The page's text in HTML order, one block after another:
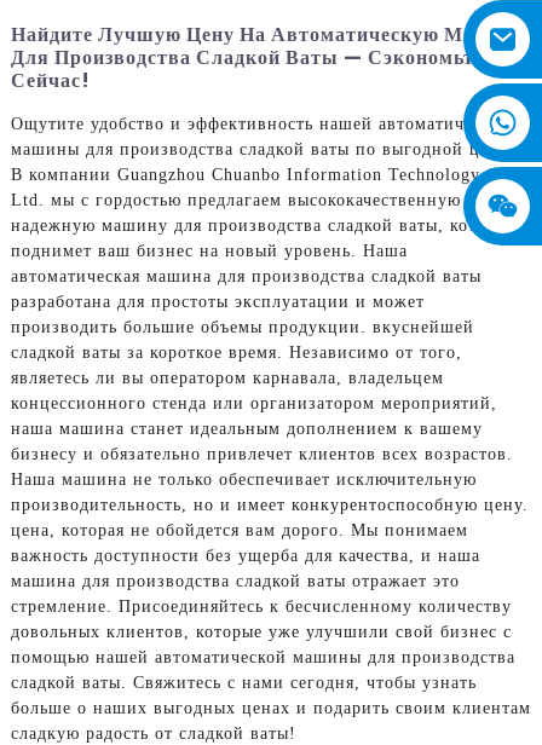
Найдите Лучшую Цену На Автоматическую Машину
Для Производства Сладкой Ваты — Сэкономьте
Сейчас!
Ощутите удобство и эффективность нашей автоматической
машины для производства сладкой ваты по выгодной цене!
В компании Guangzhou Chuanbo Information Technology Co.,
Ltd. мы с гордостью предлагаем высококачественную и
надежную машину для производства сладкой ваты, которая
поднимет ваш бизнес на новый уровень. Наша
автоматическая машина для производства сладкой ваты
разработана для простоты эксплуатации и может
производить большие объемы продукции. вкуснейшей
сладкой ваты за короткое время. Независимо от того,
являетесь ли вы оператором карнавала, владельцем
концессионного стенда или организатором мероприятий,
наша машина станет идеальным дополнением к вашему
бизнесу и обязательно привлечет клиентов всех возрастов.
Наша машина не только обеспечивает исключительную
производительность, но и имеет конкурентоспособную цену.
цена, которая не обойдется вам дорого. Мы понимаем
важность доступности без ущерба для качества, и наша
машина для производства сладкой ваты отражает это
стремление. Присоединяйтесь к бесчисленному количеству
довольных клиентов, которые уже улучшили свой бизнес с
помощью нашей автоматической машины для производства
сладкой ваты. Свяжитесь с нами сегодня, чтобы узнать
больше о наших выгодных ценах и подарить своим клиентам
сладкую радость от сладкой ваты!